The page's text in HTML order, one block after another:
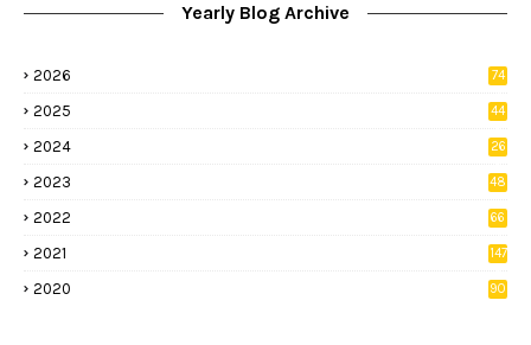
Yearly Blog Archive
2026
74
2025
44
2024
26
2023 48
2022
66
2021
147
2020
90